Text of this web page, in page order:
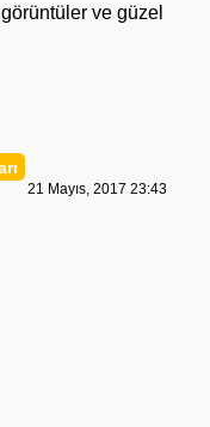
ve güzel
21 Mayıs, 2017 23:43